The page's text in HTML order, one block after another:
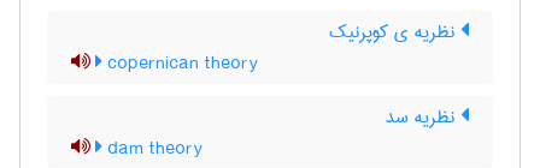
نظریه ی کوپرنیک
copernican theory
نظریه سد
dam theory